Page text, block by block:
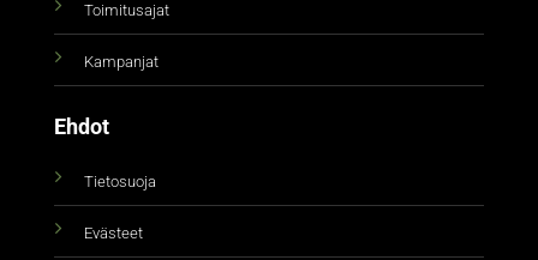
Toimitusajat
Kampanjat
Ehdot
Tietosuoja
Evästeet